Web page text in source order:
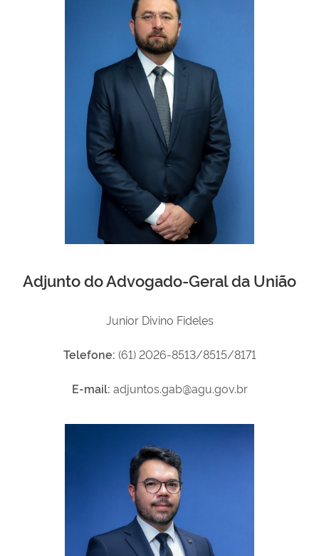
Adjunto do Advogado-Geral da União
Junior Divino Fideles
Telefone: (61) 2026-8513/8515/8171
E-mail: adjuntos.gab@agu.gov.br